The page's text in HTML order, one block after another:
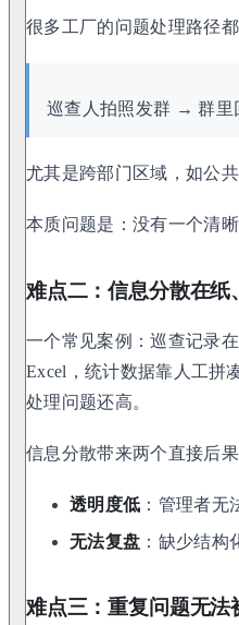
很多工厂的问题处理路径都
巡查人拍照发群 → 群里
尤其是跨部门区域，如公
本质问题是：没有一个清
难点二：信息分散在纸
一个常见案例：巡查记录
Excel，统计数据靠人工拼
处理问题还高。
信息分散带来两个直接后果
透明度低 ：管理者
无法复盘 ：缺少结
难点三：重复问题无法